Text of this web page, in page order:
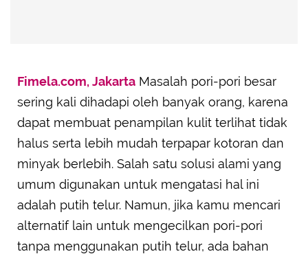
Fimela.com, Jakarta Masalah pori-pori besar
sering kali dihadapi oleh banyak orang, karena
dapat membuat penampilan kulit terlihat tidak
halus serta lebih mudah terpapar kotoran dan
minyak berlebih. Salah satu solusi alami yang
umum digunakan untuk mengatasi hal ini
adalah putih telur. Namun, jika kamu mencari
alternatif lain untuk mengecilkan pori-pori
tanpa menggunakan putih telur, ada bahan